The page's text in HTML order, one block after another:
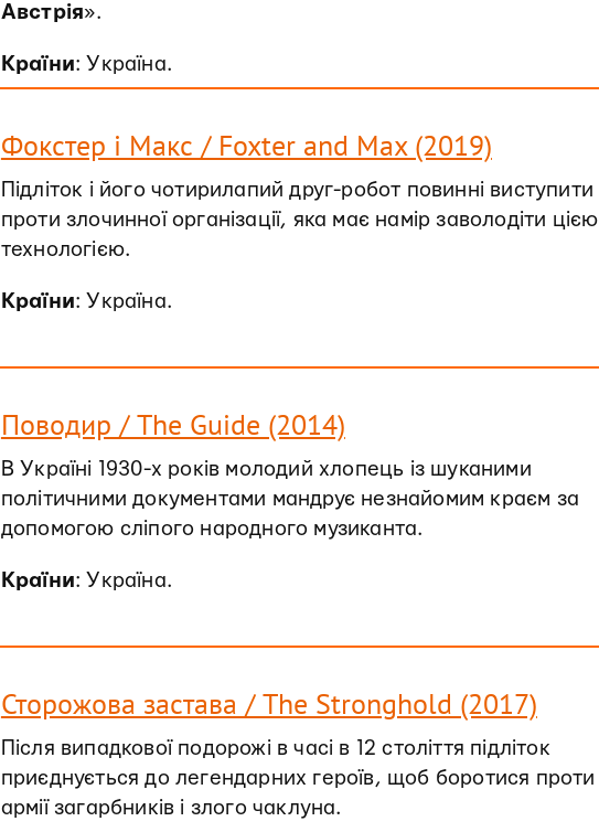
Австрія».
Країни: Україна.
Фокстер і Макс / Foxter and Max (2019)
Підліток і його чотирилапий друг-робот повинні виступити
проти злочинної організації, яка має намір заволодіти цією
технологією.
Країни: Україна.
Поводир / The Guide (2014)
В Україні 1930-х років молодий хлопець із шуканими
політичними документами мандрує незнайомим краєм за
допомогою сліпого народного музиканта.
Країни: Україна.
Сторожова застава / The Stronghold (2017)
Після випадкової подорожі в часі в 12 століття підліток
приєднується до легендарних героїв, щоб боротися проти
армії загарбників і злого чаклуна.